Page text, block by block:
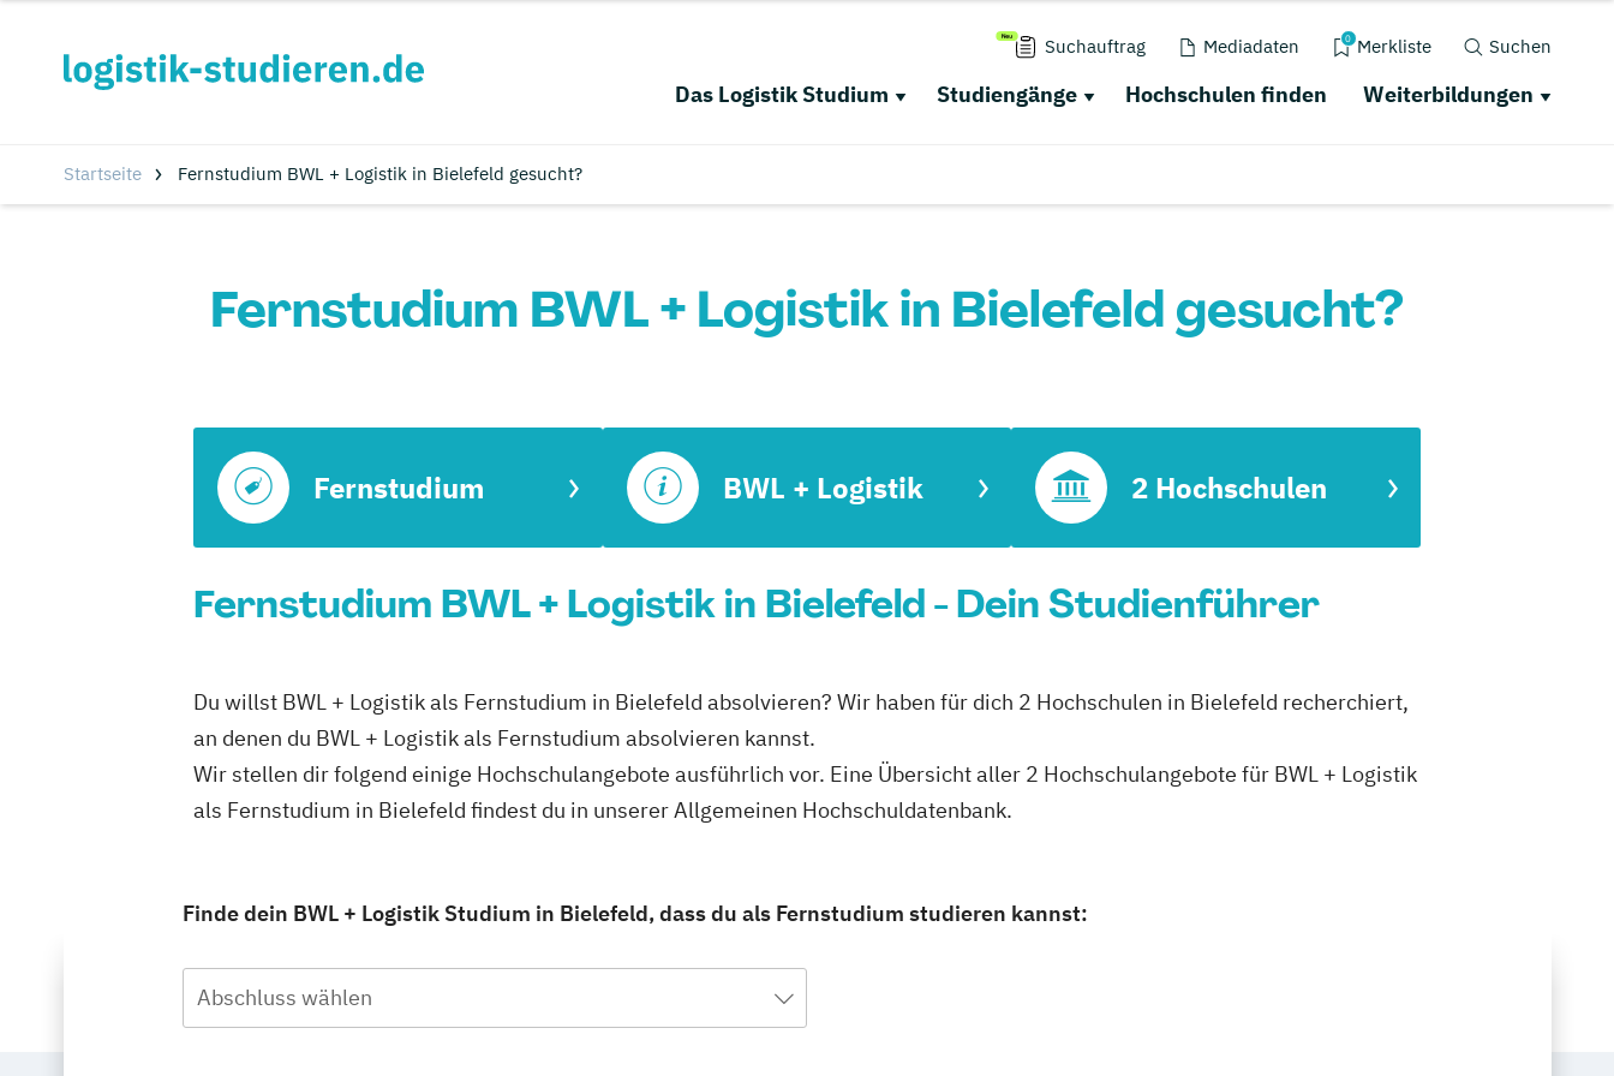
Suchauftrag Mediadaten 0 Merkliste Suchen
Das Logistik Studium Studiengänge Hochschulen finden Weiterbildungen
Startseite Fernstudium BWL + Logistik in Bielefeld gesucht?
Fernstudium BWL + Logistik in Bielefeld gesucht?
Fernstudium BWL + Logistik 2 Hochschulen
Fernstudium BWL + Logistik in Bielefeld - Dein Studienführer
Du willst BWL + Logistik als Fernstudium in Bielefeld absolvieren? Wir haben für dich 2 Hochschulen in Bielefeld recherchiert,
an denen du BWL + Logistik als Fernstudium absolvieren kannst.
Wir stellen dir folgend einige Hochschulangebote ausführlich vor. Eine Übersicht aller 2 Hochschulangebote für BWL + Logistik
als Fernstudium in Bielefeld findest du in unserer Allgemeinen Hochschuldatenbank.
Finde dein BWL + Logistik Studium in Bielefeld, dass du als Fernstudium studieren kannst:
Abschluss wählen